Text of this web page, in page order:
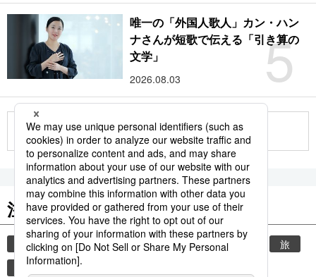
5
唯一の「外国人歌人」カン・ハン
ナさんが短歌で伝える「引き算の
文学」
2026.08.03
もっと見る
注目のキーワード
共同通信ニュース 時事通信ニュース 観光
旅
環境・自然・生物